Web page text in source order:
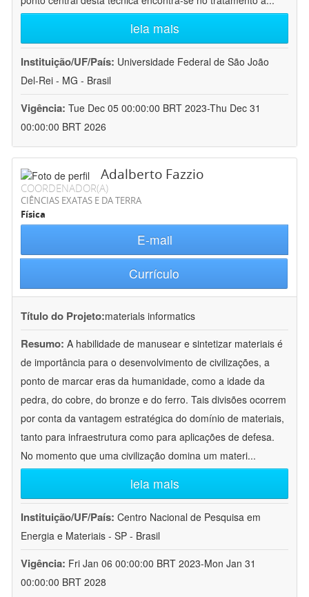
leia mais
Instituição/UF/País: Universidade Federal de São João
Del-Rei - MG - Brasil
Vigência: Tue Dec 05 00:00:00 BRT 2023-Thu Dec 31
00:00:00 BRT 2026
Adalberto Fazzio
COORDENADOR(A)
CIÊNCIAS EXATAS E DA TERRA
Física
E-mail
Currículo
Título do Projeto:materials informatics
Resumo: A habilidade de manusear e sintetizar materiais é
de importância para o desenvolvimento de civilizações, a
ponto de marcar eras da humanidade, como a idade da
pedra, do cobre, do bronze e do ferro. Tais divisões ocorrem
por conta da vantagem estratégica do domínio de materiais,
tanto para infraestrutura como para aplicações de defesa.
No momento que uma civilização domina um materi...
leia mais
Instituição/UF/País: Centro Nacional de Pesquisa em
Energia e Materiais - SP - Brasil
Vigência: Fri Jan 06 00:00:00 BRT 2023-Mon Jan 31
00:00:00 BRT 2028